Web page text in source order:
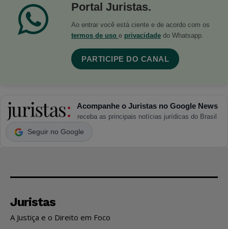
Portal Juristas.
Ao entrar você está ciente e de acordo com os
termos de uso e privacidade do Whatsapp.
PARTICIPE DO CANAL
Acompanhe o Juristas no Google News
receba as principais notícias jurídicas do Brasil
Seguir no Google
Juristas
A Justiça e o Direito em Foco